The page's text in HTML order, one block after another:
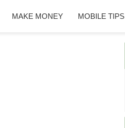
MAKE MONEY MOBILE TIPS